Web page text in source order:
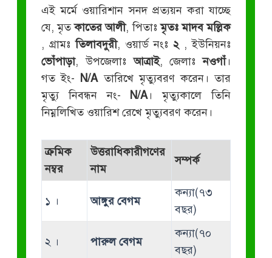
এই মর্মে ওয়ারিশান সনদ প্রত্যয়ন করা যাচ্ছে
যে, মৃতকাতের আলী, পিতাঃমৃতঃ মাদব মল্লিক
, গ্রামঃতিলাবদুরী, ওয়ার্ড নংঃ২ , ইউনিয়নঃ
ভোঁপাড়া, উপজেলাঃআত্রাই, জেলাঃনওগাঁ।
গত ইং- N/Aতারিখে মৃত্যুবরণ করেন। তার
মৃত্যু নিবন্ধন নং- N/A। মৃত্যুকালে তিনি
নিম্নলিখিত ওয়ারিশ রেখে মৃত্যুবরণ করেন।
ক্রমিক
নম্বর
উত্তরাধিকারীগণের
নাম
সম্পর্ক
১ । আঙ্গুর বেগম
কন্যা(৭৩
বছর)
২ । পারুল বেগম
কন্যা(৭০
বছর)